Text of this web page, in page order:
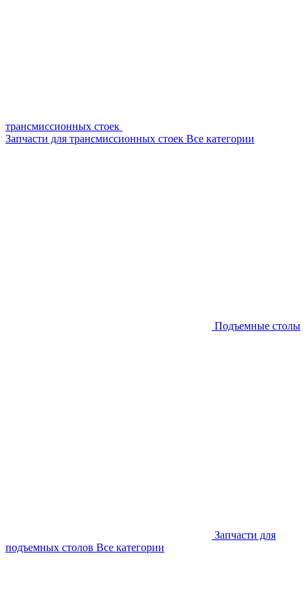
трансмиссионных стоек
Запчасти для трансмиссионных стоек Все категории
Подъемные столы
Запчасти для
подъемных столов Все категории